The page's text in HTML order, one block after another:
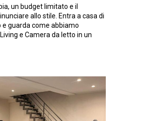
un budget limitato e il
allo stile. Entra a casa di
e guarda come abbiamo
e Camera da letto in un